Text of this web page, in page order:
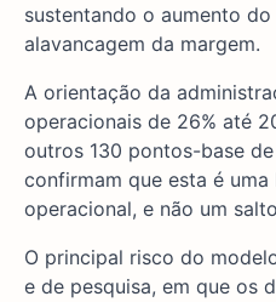
sustentando o aumento
alavancagem da margem.
A orientação da
operacionais de 26% até
outros 130 pontos-base
confirmam que esta é
operacional, e não um
O principal risco do
e de pesquisa, em que os